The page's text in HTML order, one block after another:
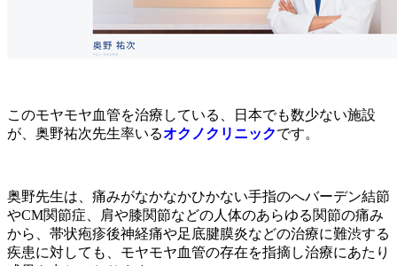
このモヤモヤ血管を治療している、日本でも数少ない施設
が、奥野祐次先生率いるオクノクリニックです。
奥野先生は、痛みがなかなかひかない手指のへバーデン結節
やCM関節症、肩や膝関節などの人体のあらゆる関節の痛み
から、帯状疱疹後神経痛や足底腱膜炎などの治療に難渋する
疾患に対しても、モヤモヤ血管の存在を指摘し治療にあたり